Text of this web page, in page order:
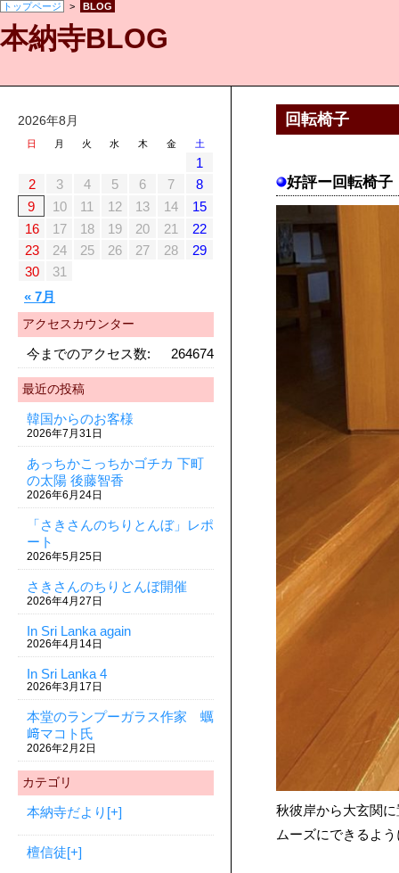
本納寺BLOG
トップページ > BLOG
2026年8月
日 月 火 水 木 金 土
« 7月
1
2
3 4 5 6 7
8
9
10 11 12 13 14
15
16
17 18 19 20 21
22
23
24 25 26 27 28
29
30
31
アクセスカウンター
264674
今までのアクセス数:
最近の投稿
韓国からのお客様
2026年7月31日
あっちかこっちかゴチカ 下町
の太陽 後藤智香
2026年6月24日
「さきさんのちりとんぼ」レポ
ート
2026年5月25日
さきさんのちりとんぼ開催
2026年4月27日
In Sri Lanka again
2026年4月14日
In Sri Lanka 4
2026年3月17日
本堂のランプーガラス作家 蠣
﨑マコト氏
2026年2月2日
カテゴリ
本納寺だより [+]
檀信徒[+]
回転椅子
好評ー回転椅子
秋彼岸から大玄関
ムーズにできるよ